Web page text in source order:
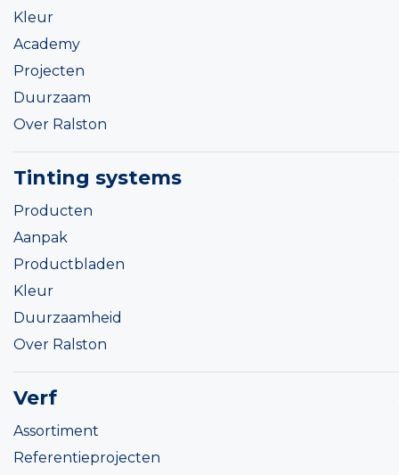
Kleur
Academy
Projecten
Duurzaam
Over Ralston
Tinting systems
Producten
Aanpak
Productbladen
Kleur
Duurzaamheid
Over Ralston
Verf
Assortiment
Referentieprojecten